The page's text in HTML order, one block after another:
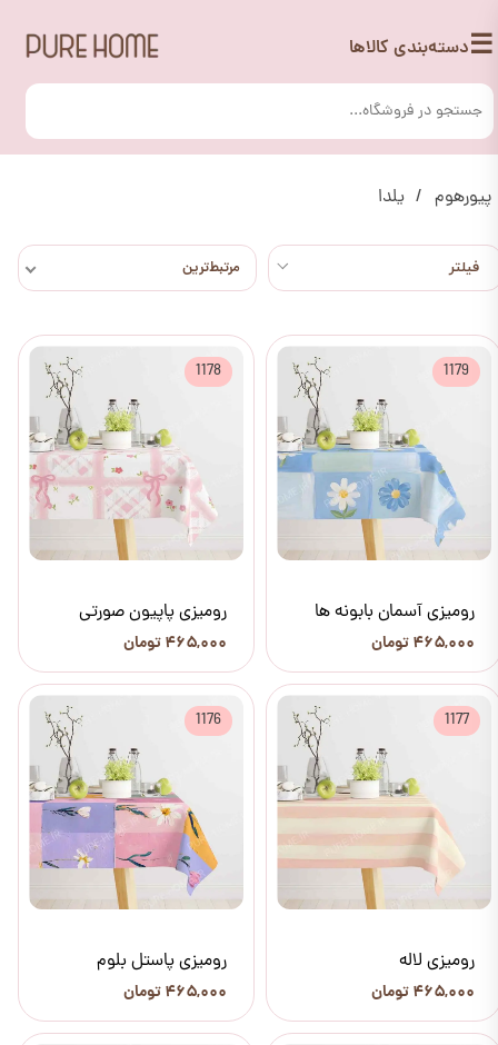
☰دسته‌بندی کالاها
پیورهوم یلدا
مرتبط‌ترین
رومیزی آسمان بابونه ها
۴۶۵,۰۰۰ تومان
1179
رومیزی پاپیون صورتی
۴۶۵,۰۰۰ تومان
1178
رومیزی لاله
۴۶۵,۰۰۰ تومان
1177
رومیزی پاستل بلوم
۴۶۵,۰۰۰ تومان
1176